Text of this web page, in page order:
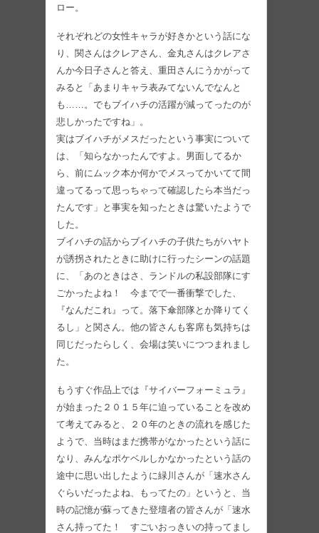
ロー。
それぞれどの女性キャラが好きかという話にな
り、関さんはクレアさん、金丸さんはクレアさ
んか今日子さんと答え、重田さんにうかがって
みると「あまりキャラ表みてないんでなんと
も……。でもブイハチの活躍が減ってったのが
悲しかったですね」。
実はブイハチがメスだったという事実について
は、「知らなかったんですよ。男面してるか
ら、前にムック本か何かでメスってかいてて間
違ってるって思っちゃって確認したら本当だっ
たんです」と事実を知ったときは驚いたようで
した。
ブイハチの話からブイハチの子供たちがハヤト
が誘拐されたときに助けに行ったシーンの話題
に、「あのときはさ、ランドルの私設部隊にす
ごかったよね！ 今までで一番衝撃でした、
『なんだこれ』って。落下傘部隊とか降りてく
るし」と関さん。他の皆さんも客席も気持ちは
同じだったらしく、会場は笑いにつつまれまし
た。
もうすぐ作品上では『サイバーフォーミュラ』
が始まった２０１５年に迫っていることを改め
て考えてみると、２０年のときの流れを感じた
ようで、当時はまだ携帯がなかったという話に
なり、みんなポケベルしかなかったという話の
途中に思い出したように緑川さんが「速水さん
ぐらいだったよね、もってたの」というと、当
時の記憶が蘇ってきた登壇者の皆さんが「速水
さん持ってた！ すごいおっきいの持ってまし